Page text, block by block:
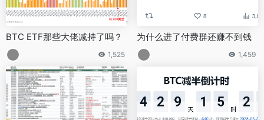
BTC ETF那些大佬减持了吗？
1,525
为什么进了付费群还赚不到钱
1,459